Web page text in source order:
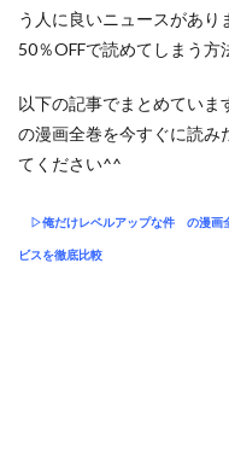
う人に良いニュースがあ
50％OFFで読めてしまう方
以下の記事でまとめていま
の漫画全巻を今すぐに読み
てください^^
▷俺だけレベルアップな件 の漫画
ビスを徹底比較